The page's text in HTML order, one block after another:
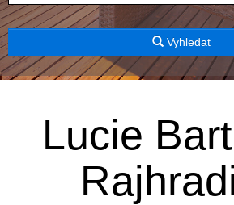
Vyhledat
Lucie